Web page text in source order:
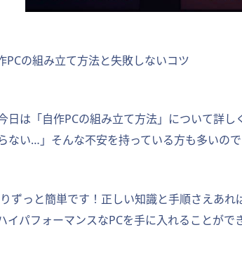
PCの組み立て方法と失敗しないコツ
日は「自作PCの組み立て方法」について詳
ない…」そんな不安を持っている方も多いの
ずっと簡単です！正しい知識と手順さえあ
イパフォーマンスなPCを手に入れることがで